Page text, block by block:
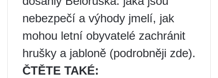
nebezpečí a výhody jmelí, jak
mohou letní obyvatelé zachránit
hrušky a jabloně (podrobněji zde).
ČTĚTE TAKÉ: